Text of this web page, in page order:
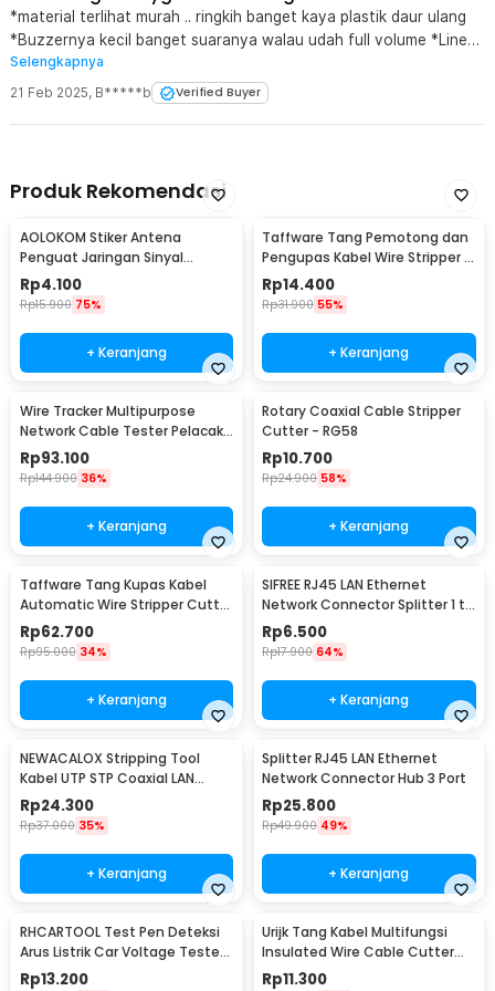
*material terlihat murah .. ringkih banget kaya plastik daur ulang
*Buzzernya kecil banget suaranya walau udah full volume *Line
tracingnya kurang sensitif *Harga lebih mahal tp kualitas ga
sebagus line tracker yg warna kuning
Selengkapnya
21 Feb 2025, B*****b Verified Buyer
Produk Rekomendasi
AOLOKOM Stiker Antena
Penguat Jaringan Sinyal
Smartphone Universal - SP-1
Rp4.100
Rp15.900 75%
+ Keranjang
Taffware Tang Pemotong dan
Pengupas Kabel Wire Stripper 7
Slot - JM-CT4-12
Rp14.400
Rp31.900 55%
+ Keranjang
Wire Tracker Multipurpose
Network Cable Tester Pelacak
Kabel Telepon - WH806C
Rp93.100
Rp144.900 36%
+ Keranjang
Rotary Coaxial Cable Stripper
Cutter - RG58
Rp10.700
Rp24.900 58%
+ Keranjang
Taffware Tang Kupas Kabel
Automatic Wire Stripper Cutter
Crimper - TK0742
Rp62.700
Rp95.000 34%
+ Keranjang
SIFREE RJ45 LAN Ethernet
Network Connector Splitter 1 to
2 - DN0190
Rp6.500
Rp17.900 64%
+ Keranjang
NEWACALOX Stripping Tool
Kabel UTP STP Coaxial LAN
Cable Wire Stripper - HT-352
Rp24.300
Rp37.000 35%
+ Keranjang
Splitter RJ45 LAN Ethernet
Network Connector Hub 3 Port
Rp25.800
Rp49.900 49%
+ Keranjang
RHCARTOOL Test Pen Deteksi
Arus Listrik Car Voltage Tester
DC 6-24V - ET610
Rp13.200
Urijk Tang Kabel Multifungsi
Insulated Wire Cable Cutter
Pliers 12.5cm Round Nose -
Rp11.300